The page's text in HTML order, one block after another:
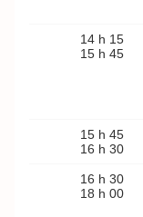
14 h 15
15 h 45
15 h 45
16 h 30
16 h 30
18 h 00